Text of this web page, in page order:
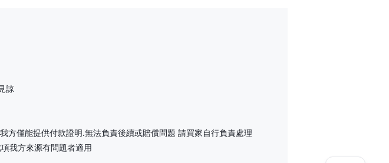
諒
方僅能提供付款證明.無法負責後續或賠償問題 請買家自行負責處理
我方來源有問題者適用